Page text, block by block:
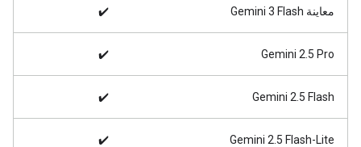
معاينة Gemini 3 Flash ✔️
Gemini 2.5 Pro
✔️
Gemini 2.5 Flash
✔️
Gemini 2.5 Flash-Lite
✔️